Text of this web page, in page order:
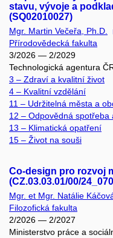
stavu, vývoje a
(SQ02010027)
Mgr. Martin Večeřa, Ph.D.
Přírodovědecká fakulta
3/2026 — 2/2029
Technologická agentura
3 – Zdraví a kvalitní život
4 – Kvalitní vzdělání
11 – Udržitelná města a
12 – Odpovědná spotřeba
13 – Klimatická opatření
15 – Život na souši
Co-design pro rozvoj
(CZ.03.03.01/00/
Mgr. et Mgr. Natálie
Filozofická fakulta
2/2026 — 2/2027
Ministerstvo práce a